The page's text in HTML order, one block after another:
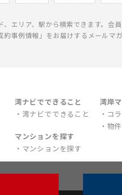
エリア、駅から検索できます。
事例情報」をお届けするメール
湾ナビでできること
湾ナビでできること
マンションを探す
マンションを探す
湾岸
コ
物